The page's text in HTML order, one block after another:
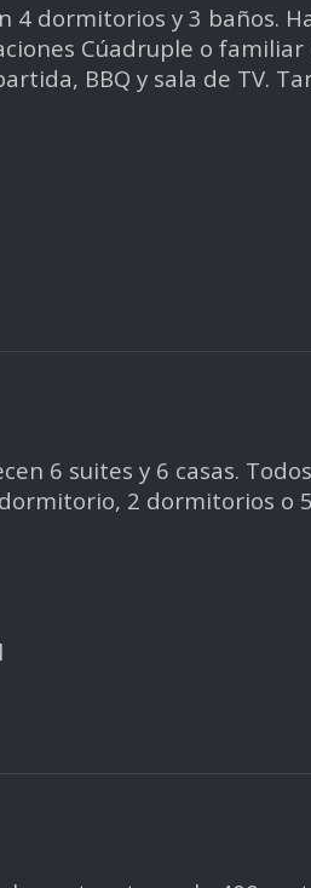
4 dormitorios y 3 baños.
Cúadruple o familiar
BBQ y sala de TV.
6 suites y 6 casas.
2 dormitorios o